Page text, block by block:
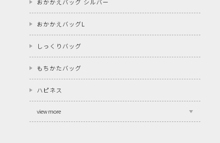
おかかえバッグ シルバー
おかかえバッグL
しっくりバッグ
もちかたバッグ
ハピネス
view more